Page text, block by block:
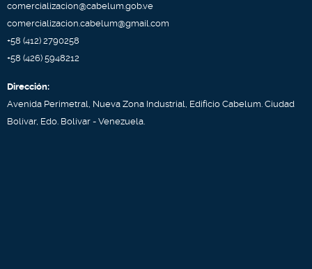
comercializacion@cabelum.gob.ve
comercializacion.cabelum@gmail.com
+58 (412) 2790258
+58 (426) 5948212
Dirección:
Avenida Perimetral, Nueva Zona Industrial, Edificio Cabelum. Ciudad
Bolívar, Edo. Bolívar - Venezuela.